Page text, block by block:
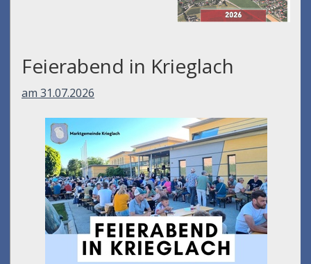
Feierabend in Krieglach
am 31.07.2026